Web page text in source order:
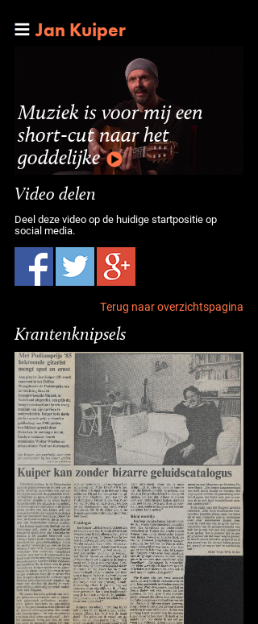
Jan Kuiper
Muziek is voor mij een
short-cut naar het
goddelijke
Video delen
Deel deze video op de huidige startpositie op
social media.
Terug naar overzichtspagina
Krantenknipsels